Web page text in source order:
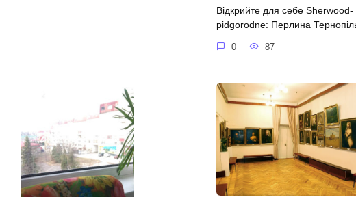
Відкрийте для себе Sherwood-
pidgorodne: Перлина
0 87